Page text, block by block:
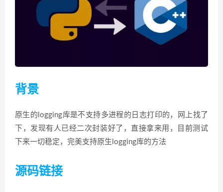
背景
原生的logging库是不支持多进程的日志打印的，网上找了
下，发现有人已经二次封装好了，直接拿来用，目前测试
下来一切稳定，完美支持原生logging库的方法
源码链接